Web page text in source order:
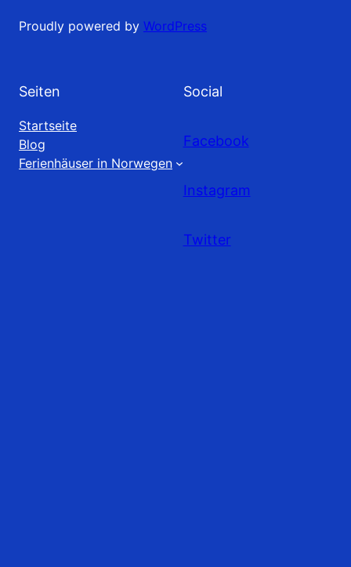
Proudly powered by WordPress
Seiten
Startseite
Blog
Ferienhäuser in Norwegen
Social
Facebook
Instagram
Twitter